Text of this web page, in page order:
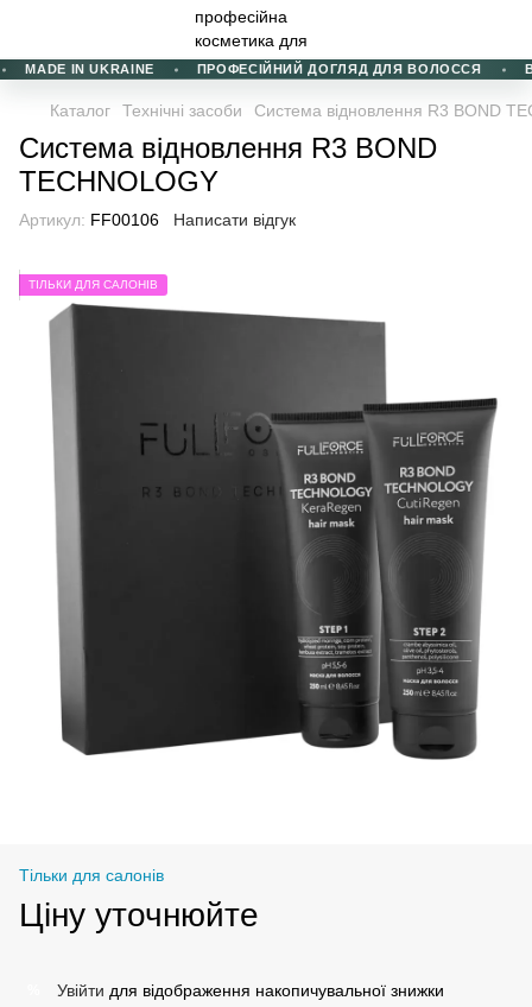
MADE IN UKRAINE ПРОФЕСІЙНИЙ ДОГЛЯД ДЛЯ ВОЛОССЯ
Каталог Технічні засоби Система відновлення R3 BOND
Система відновлення R3 BOND
TECHNOLOGY
Артикул: FF00106 Написати відгук
ТІЛЬКИ ДЛЯ САЛОНІВ
Тільки для салонів
Ціну уточнюйте
Увійти для відображення накопичувальної знижки